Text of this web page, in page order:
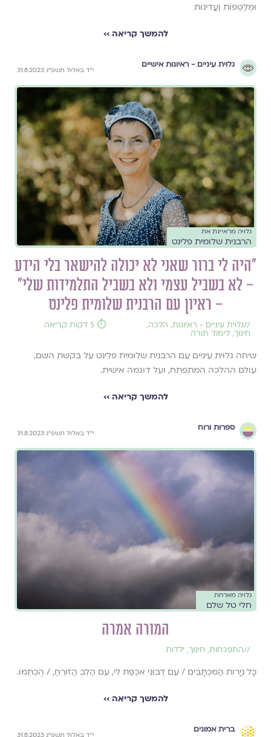
וּמְלַטְּפוֹת וַעֲדִינוֹת
להמשך קריאה ››
גלוית עיניים - ראיונות אישיים
י״ד באלול תשפ״ג 31.8.2023
גלויה מראיינת את
הרבנית שלומית פלינט
״היה לי ברור שאני לא יכולה להישאר בלי הידע
– לא בשביל עצמי ולא בשביל התלמידות שלי״
– ראיון עם הרבנית שלומית פלינט
//גלוית עיניים - ראיונות, הלכה,
חינוך, לימוד תורה
⏱️ 5 דקות קריאה
שיחה גלוית עיניים עם הרבנית שלומית פלינט על בקשת השם,
עולם ההלכה המתפתח, ועל דוגמה אישית.
להמשך קריאה ››
ספרות ורוח
י״ד באלול תשפ״ג 31.8.2023
גלויה מארחת
חלי טל שלם
המורה אמרה
//התפכחות, חינוך, ילדוּת
כָּל נְיָרוֹת הַמִּכְתָּבִים / עִם דֻּבּוֹנֵי אִכְפַּת לִי, עִם הַלֵּב הַזּוֹרֵחַ, / הֻכְתְּמוּ.
להמשך קריאה ››
ברית אמונים
י״ד באלול תשפ״ג 31.8.2023